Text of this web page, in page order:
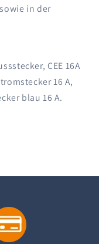
in der
CEE 16A
16 A,
blau 16 A.